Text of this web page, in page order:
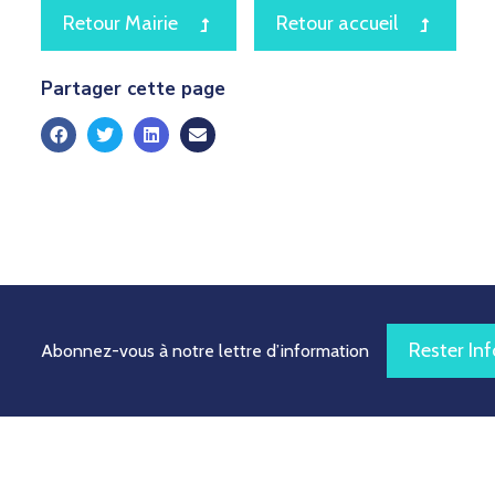
Retour Mairie Retour accueil
Partager cette page
Abonnez-vous à notre lettre d’information Rester